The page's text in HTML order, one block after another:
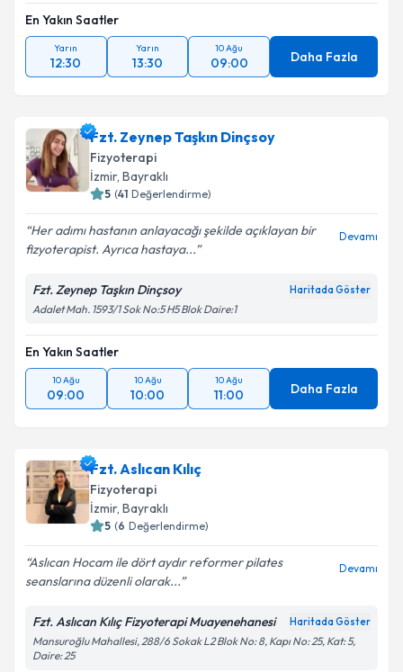
En Yakın Saatler
Yarın
12:30
Yarın
13:30
10 Ağu
09:00 Daha Fazla
Fzt. Zeynep Taşkın Dinçsoy
Fizyoterapi
İzmir, Bayraklı
5 (41 Değerlendirme)
Her adımı hastanın anlayacağı şekilde açıklayan bir
fizyoterapist. Ayrıca hastaya...
Devamı
Fzt. Zeynep Taşkın Dinçsoy Haritada Göster
Adalet Mah. 1593/1 Sok No:5 H5 Blok Daire:1
En Yakın Saatler
10 Ağu
09:00
10 Ağu
10:00
10 Ağu
11:00 Daha Fazla
Fzt. Aslıcan Kılıç
Fizyoterapi
İzmir, Bayraklı
5 (6 Değerlendirme)
Aslıcan Hocam ile dört aydır reformer pilates
seanslarına düzenli olarak...
Devamı
Fzt. Aslıcan Kılıç Fizyoterapi Muayenehanesi Haritada Göster
Mansuroğlu Mahallesi, 288/6 Sokak L2 Blok No: 8, Kapı No: 25, Kat: 5,
Daire: 25